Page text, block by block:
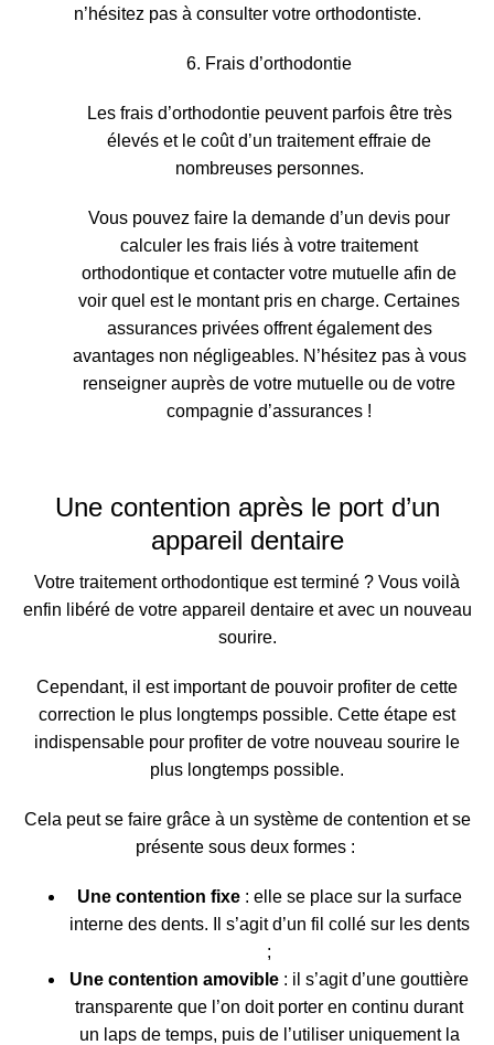
n’hésitez pas à consulter votre orthodontiste.
6. Frais d’orthodontie
Les frais d’orthodontie peuvent parfois être très
élevés et le coût d’un traitement effraie de
nombreuses personnes.
Vous pouvez faire la demande d’un devis pour
calculer les frais liés à votre traitement
orthodontique etcontacter votre mutuelle afin de
voir quel est le montant pris en charge. Certaines
assurances privées offrent également des
avantages non négligeables. N’hésitez pas à vous
renseigner auprès de votre mutuelle ou de votre
compagnie d’assurances !
Une contention après le port d’un
appareil dentaire
Votre traitement orthodontique est terminé ? Vous voilà
enfin libéré de votre appareil dentaire et avec un nouveau
sourire.
Cependant, il est important de pouvoir profiter de cette
correction le plus longtemps possible. Cette étape est
indispensable pour profiter de votre nouveau sourire le
plus longtemps possible.
Cela peut se faire grâce à un système de contention et se
présente sous deux formes :
Une contention fixe : elle se place sur la surface
interne des dents. Il s’agit d’un fil collé sur les dents
;
Une contention amovible : il s’agit d’une gouttière
transparente que l’on doit porter en continu durant
un laps de temps, puis de l’utiliser uniquement la